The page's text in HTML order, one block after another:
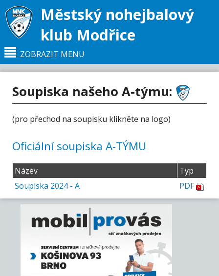
Městský nohejbalový
klub Modřice
ZOBRAZIT MENU
Hlavní strana A-TÝM Soupiska
Soupiska našeho A-týmu:
(pro přechod na soupisku klikněte na logo)
Oficiální soupiska A-TÝMU
Název
Typ
Soupiska 2024 - A
PDF